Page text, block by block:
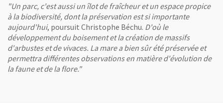
"Un parc, c'est aussi un îlot de fraîcheur et un espace propice
à la biodiversité, dont la préservation est si importante
aujourd'hui, poursuit Christophe Béchu. D'où le
développement du boisement et la création de massifs
d'arbustes et de vivaces. La mare a bien sûr été préservée et
permettra différentes observations en matière d'évolution de
la faune et de la flore."